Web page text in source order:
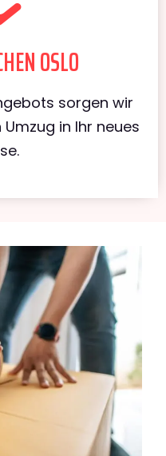
OSLO
sorgen wir
in Ihr neues